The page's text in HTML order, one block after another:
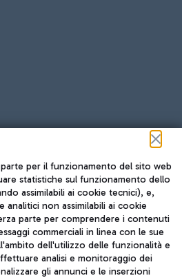
e approfitta della vicinanza
più facile spostarsi
di Fiumicino da Roma
Trenitalia.
JOURNAL
ITA
per il funzionamento del sito web
statistiche sul funzionamento dello
assimilabili ai cookie tecnici), e,
non assimilabili ai cookie
parte per comprendere i contenuti
commerciali in linea con le sue
dell'utilizzo delle funzionalità e
analisi e monitoraggio dei
gli annunci e le inserzioni